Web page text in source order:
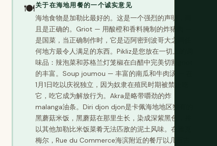
🍽️关于在海地用餐的一个诚实意见
海地食物是加勒比最好的。这是一个强烈的声明，而
且是正确的。Griot — 用酸橙和香料腌制的炸猪肉 —
是国菜，当正确制作时，它是迈阿密到波哥大之间任
何地方最令人满足的东西。Pikliz是您放在一切上的调
味品：辣泡菜和苏格兰灯笼椒在白醋中完美切割griot
的丰富。Soup joumou — 丰富的南瓜和牛肉汤 — 在
1月1日吃以庆祝独立，因为奴隶在殖民时期被禁止吃
它，吃它成为解放行为。Akra是略带嚼劲的炸
malanga油条。Diri djon djon是卡佩海地地区独有的
黑蘑菇米饭，黑蘑菇在那里生长，染成深紫黑色，并
以其他加勒比米饭菜肴无法匹敌的泥土风味。在雅克
梅尔，Rue du Commerce海滨附近的餐厅以几百古